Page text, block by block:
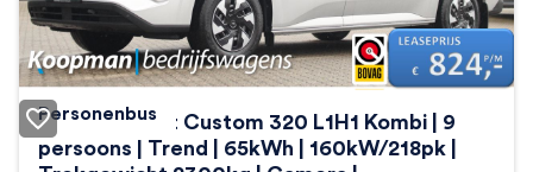
Personenbus
Ford E-Transit Custom 320 L1H1 Kombi | 9
persoons | Trend | 65kWh | 160kW/218pk |